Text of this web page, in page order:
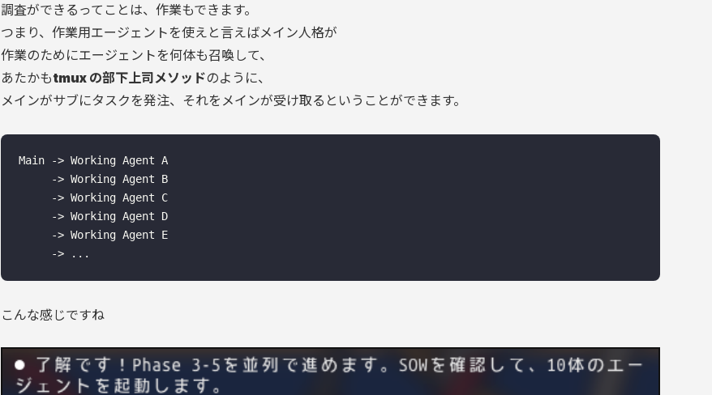
調査ができるってことは、作業もできます。
つまり、作業用エージェントを使えと言えばメイン人格が
作業のためにエージェントを何体も召喚して、
あたかもtmux の部下上司メソッドのように、
メインがサブにタスクを発注、それをメインが受け取るということができます。
Main -> Working Agent A
     -> Working Agent B
     -> Working Agent C
     -> Working Agent D
     -> Working Agent E
こんな感じですね